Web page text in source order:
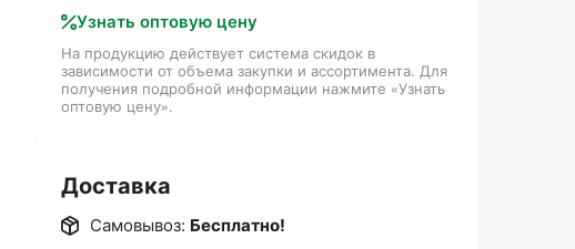
Узнать оптовую цену
На продукцию действует система скидок в
зависимости от объема закупки и ассортимента. Для
получения подробной информации нажмите «Узнать
оптовую цену».
Доставка
Самовывоз: Бесплатно!